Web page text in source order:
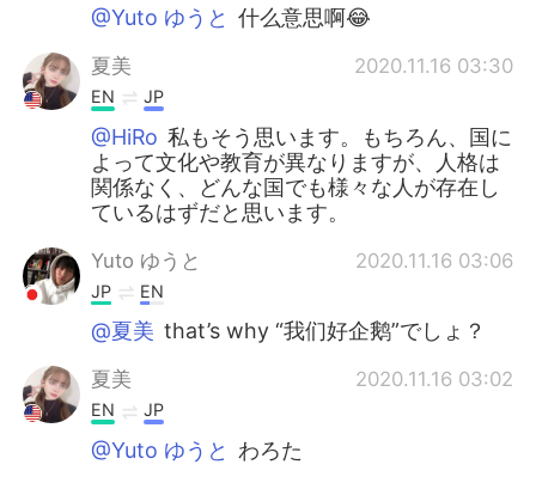
@Yuto ゆうと 什么意思啊😂
夏美 2020.11.16 03:30
EN JP
@HiRo 私もそう思います。もちろん、国に
よって文化や教育が異なりますが、人格は
関係なく、どんな国でも様々な人が存在し
ているはずだと思います。
Yuto ゆうと 2020.11.16 03:06
JP EN
@夏美 that’s why “我们好企鹅”でしょ？
夏美 2020.11.16 03:02
EN JP
@Yuto ゆうと わろた